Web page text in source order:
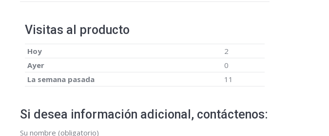
Visitas al producto
Hoy
2
Ayer
0
La semana pasada
11
Si desea información adicional, contáctenos:
Su nombre (obligatorio)